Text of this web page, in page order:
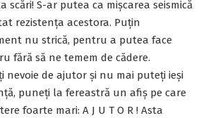
scări! S-ar putea ca mişcarea seismică
rezistenţa acestora. Puțin
nu strică, pentru a putea face
fără să ne temem de cădere.
nevoie de ajutor şi nu mai puteţi ieşi
puneţi la fereastră un afiş pe care
foarte mari: A J U T O R ! Asta